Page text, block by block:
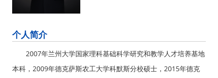
个人简介
2007年兰州大学国家理科基础科学研究和教学人才培养基地
本科，2009年德克萨斯农工大学科默斯分校硕士，2015年德克